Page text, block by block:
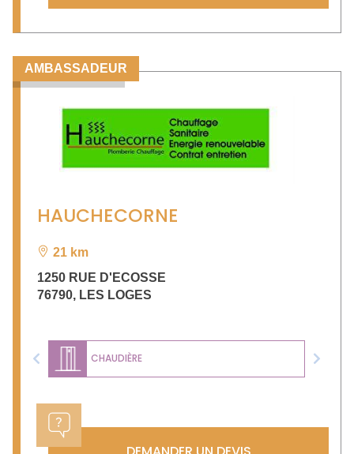
AMBASSADEUR
HAUCHECORNE
21 km
1250 RUE D'ECOSSE
76790, LES LOGES
CHAUDIÈRE
Previous Next